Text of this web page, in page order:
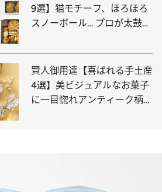
9選】猫モチーフ、ほろほろ
スノーボール… プロが太鼓判
賢人御用達【喜ばれる手土産
4選】美ビジュアルなお菓子
に一目惚れアンティーク柄、